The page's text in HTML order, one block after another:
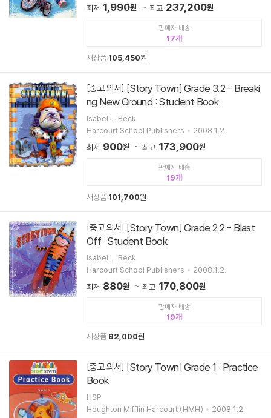
최저 1,990원 최고 237,200원
판매자 배송
17
새상품 105,450원
[중고 외서]
ng New Ground : Student Book
Isabel L. Beck
Harcourt School Publishers
2008.1.2.
최저 900원 최고 173,900원
판매자 배송
19
새상품 101,700원
[중고 외서]
Off : Student Book
Isabel L. Beck
Harcourt School Publishers
2008.1.2.
최저 880원 최고 170,800원
판매자 배송
19
새상품 92,000원
[중고 외서]
Book
HSP
Houghton Mifflin Harcourt (HMH)
2008.1.2.